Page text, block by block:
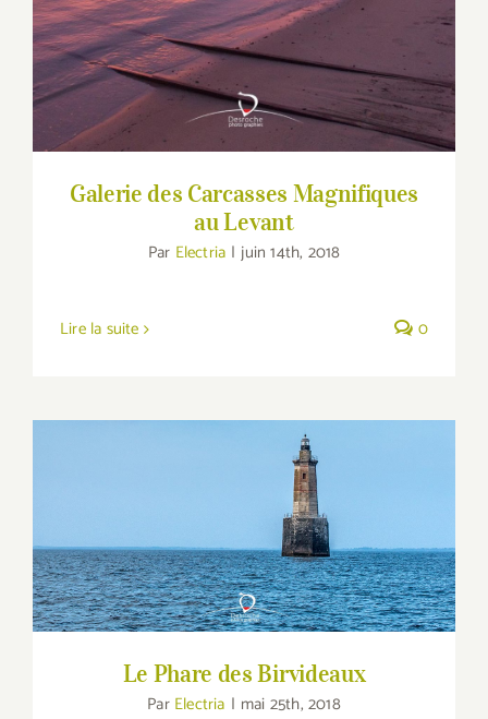
Galerie des Carcasses Magnifiques
au Levant
Par Electria | juin 14th, 2018
Lire la suite 0
Le Phare des Birvideaux
Le Phare des Birvideaux
Par Electria | mai 25th, 2018